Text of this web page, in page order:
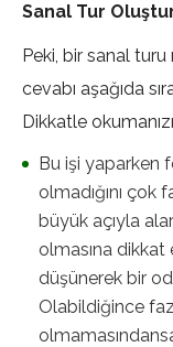
Sanal Tur
Peki, bir sanal
cevabı aşağıda
Dikkatle
Bu işi yaparken
olmadığını çok
büyük açıyla
olmasına
düşünerek bir
Olabildiğince